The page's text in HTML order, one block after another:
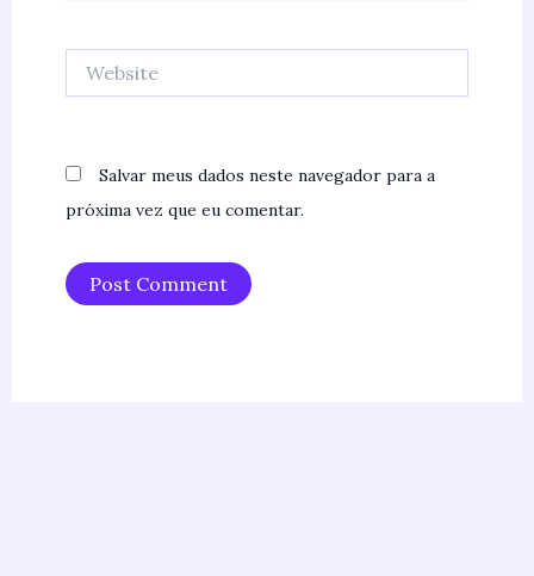
Salvar meus dados neste navegador para a
próxima vez que eu comentar.